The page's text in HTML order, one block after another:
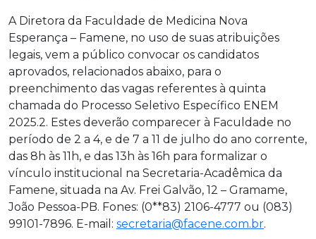
A Diretora da Faculdade de Medicina Nova
Esperança – Famene, no uso de suas atribuições
legais, vem a público convocar os candidatos
aprovados, relacionados abaixo, para o
preenchimento das vagas referentes à quinta
chamada do Processo Seletivo Específico ENEM
2025.2. Estes deverão comparecer à Faculdade no
período de 2 a 4, e de 7 a 11 de julho do ano corrente,
das 8h às 11h, e das 13h às 16h para formalizar o
vínculo institucional na Secretaria-Acadêmica da
Famene, situada na Av. Frei Galvão, 12 – Gramame,
João Pessoa-PB. Fones: (0**83) 2106-4777 ou (083)
99101-7896. E-mail: secretaria@facene.com.br.